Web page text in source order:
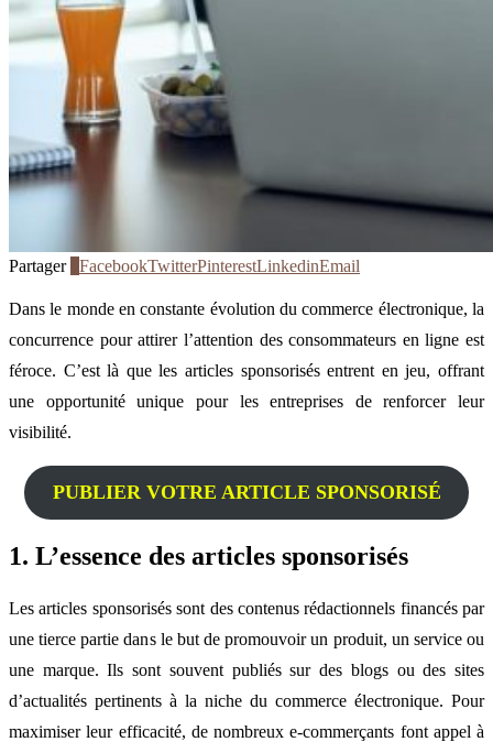
Partager FacebookTwitterPinterestLinkedinEmail
Dans le monde en constante évolution du commerce électronique, la
concurrence pour attirer l’attention des consommateurs en ligne est
féroce. C’est là que les articles sponsorisés entrent en jeu, offrant
une opportunité unique pour les entreprises de renforcer leur
visibilité.
PUBLIER VOTRE ARTICLE SPONSORISÉ
1. L’essence des articles sponsorisés
Les articles sponsorisés sont des contenus rédactionnels financés par
une tierce partie dans le but de promouvoir un produit, un service ou
une marque. Ils sont souvent publiés sur des blogs ou des sites
d’actualités pertinents à la niche du commerce électronique. Pour
maximiser leur efficacité, de nombreux e-commerçants font appel à